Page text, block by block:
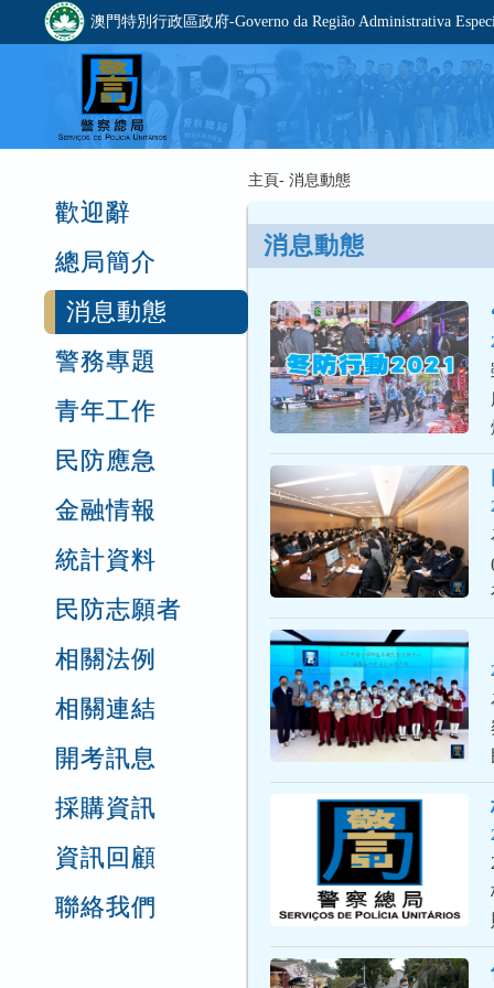
澳門特別行政區政府-Governo da Região Administrativa
歡迎辭
總局簡介
消息動態
警務專題
青年工作
民防應急
金融情報
統計資料
民防志願者
相關法例
相關連結
開考訊息
採購資訊
資訊回顧
聯絡我們
主頁- 消息動態
消息動態